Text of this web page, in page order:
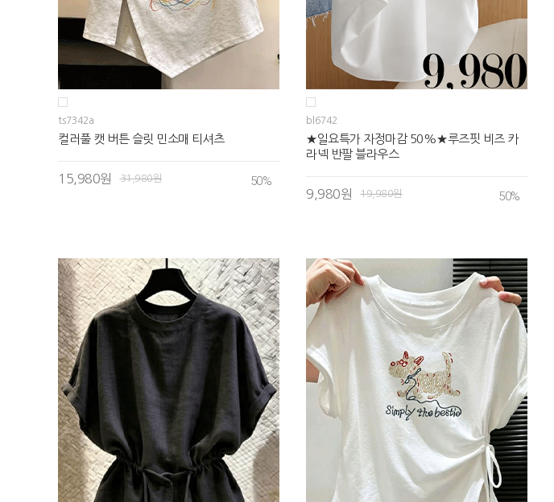
ts7342a
컬러풀 캣 버튼 슬릿 민소매 티셔츠
15,980원 31,980원 50%
bl6742
★일요특가 자정마감 50%★루즈핏 비즈 카
라넥 반팔 블라우스
9,980원 19,980원 50%